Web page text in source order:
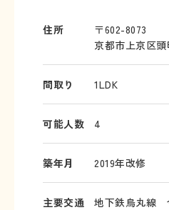
住所
〒602-8073
京都市上京区頭
間取り 1LDK
可能人数 4
築年月 2019年改修
主要交通
地下鉄烏丸線